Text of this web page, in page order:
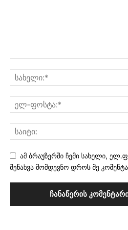
ამ ბრაუზერში ჩემი სახელი,
შენახვა მომდევნო დროს მე